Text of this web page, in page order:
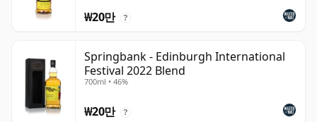
₩20만 ?
Springbank - Edinburgh International
Festival 2022 Blend
700ml • 46%
₩20만 ?